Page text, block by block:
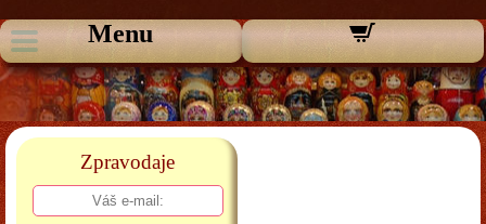
Menu
Zpravodaje